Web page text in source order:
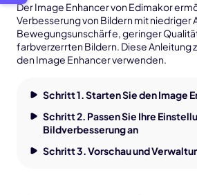
Der Image Enhancer von Edimakor
Verbesserung von Bildern mit niedriger
Bewegungsunschärfe, geringer
farbverzerrten Bildern. Diese Anleitung
den Image Enhancer verwenden.
Schritt 1. Starten Sie den Image
Schritt 2. Passen Sie Ihre
Bildverbesserung an
Schritt 3. Vorschau und